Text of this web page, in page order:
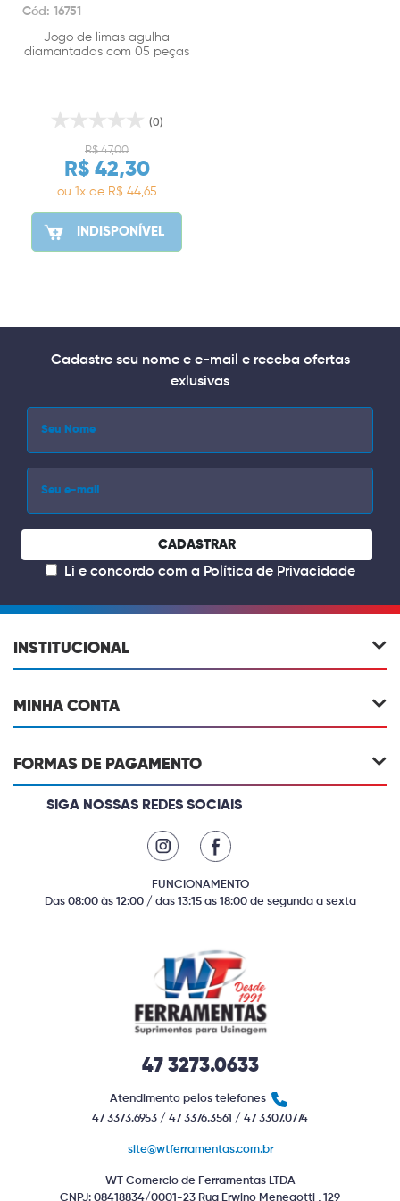
Cód: 16751
Jogo de limas agulha
diamantadas com 05 peças
(0)
R$ 47,00
R$ 42,30
ou 1x de R$ 44,65
INDISPONÍVEL
Cadastre seu nome e e-mail e receba ofertas
exlusivas
CADASTRAR
Li e concordo com a Política de Privacidade
INSTITUCIONAL
MINHA CONTA
FORMAS DE PAGAMENTO
SIGA NOSSAS REDES SOCIAIS
FUNCIONAMENTO
Das 08:00 às 12:00 / das 13:15 as 18:00 de segunda a sexta
47 3273.0633
Atendimento pelos telefones
47 3373.6953 / 47 3376.3561 / 47 3307.0774
site@wtferramentas.com.br
WT Comercio de Ferramentas LTDA
CNPJ: 08418834/0001-23 Rua Erwino Menegotti , 129